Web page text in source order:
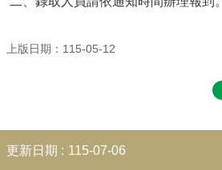
校
區
校
上版日期：115-05-12
更新日期
115-07-06